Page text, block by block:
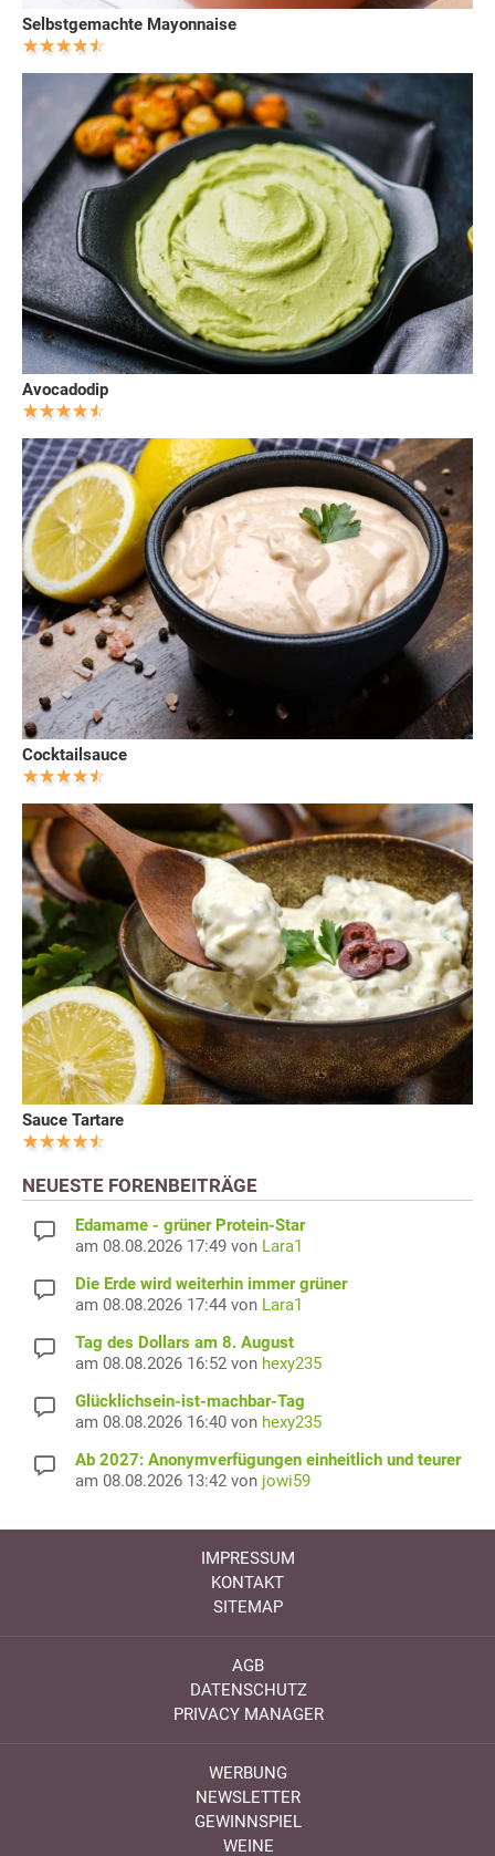
Selbstgemachte Mayonnaise
Avocadodip
Cocktailsauce
Sauce Tartare
NEUESTE FORENBEITRÄGE
Edamame - grüner Protein-Star
am 08.08.2026 17:49 von Lara1
Die Erde wird weiterhin immer grüner
am 08.08.2026 17:44 von Lara1
Tag des Dollars am 8. August
am 08.08.2026 16:52 von hexy235
Glücklichsein-ist-machbar-Tag
am 08.08.2026 16:40 von hexy235
Ab 2027: Anonymverfügungen einheitlich und teurer
am 08.08.2026 13:42 von jowi59
IMPRESSUM
KONTAKT
SITEMAP
AGB
DATENSCHUTZ
PRIVACY MANAGER
WERBUNG
NEWSLETTER
GEWINNSPIEL
WEINE